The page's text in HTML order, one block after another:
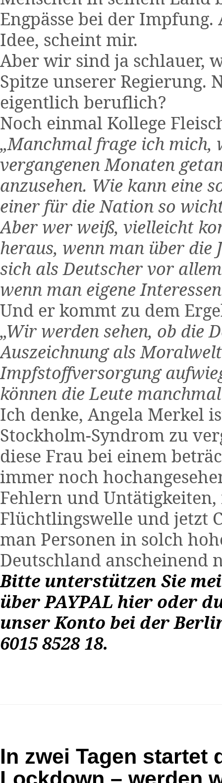
Engpässe bei der
Idee, scheint mir.
Aber wir sind ja schlauer,
Spitze unserer Regierung.
eigentlich beruflich?
Noch einmal Kollege
„Manchmal frage ich mich,
vergangenen Monaten
anzusehen. Wie kann eine
einer für die Nation so
Aber wer weiß, vielleicht
heraus, wenn man über
sich als Deutscher vor
wenn man eigene
Und er kommt zu dem
„Wir werden sehen, ob die
Auszeichnung als
Impfstoffversorgung
können die Leute
Ich denke, Angela Merkel
Stockholm-Syndrom zu
diese Frau bei einem
immer noch
Fehlern und Untätigkeiten,
Flüchtlingswelle und jetzt
man Personen in solch
Deutschland anscheinend
Bitte unterstützen Sie
überPAYPAL hier oder
unser Konto bei der
6015 8528 18.
In zwei Tagen startet